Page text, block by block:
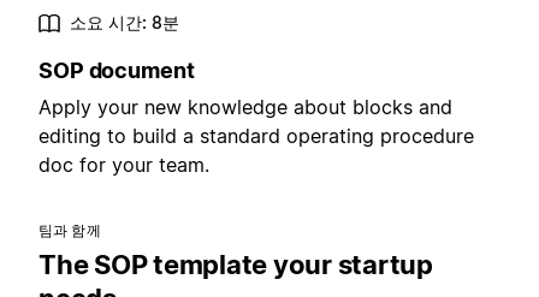
소요 시간: 8분
SOP document
Apply your new knowledge about blocks and
editing to build a standard operating procedure
doc for your team.
팀과 함께
The SOP template your startup